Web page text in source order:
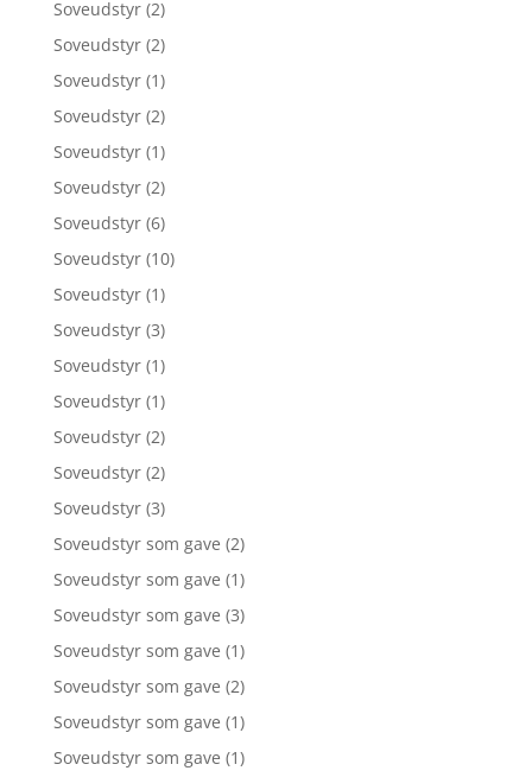
Soveudstyr (2)
Soveudstyr (2)
Soveudstyr (1)
Soveudstyr (2)
Soveudstyr (1)
Soveudstyr (2)
Soveudstyr (6)
Soveudstyr (10)
Soveudstyr (1)
Soveudstyr (3)
Soveudstyr (1)
Soveudstyr (1)
Soveudstyr (2)
Soveudstyr (2)
Soveudstyr (3)
Soveudstyr som gave (2)
Soveudstyr som gave (1)
Soveudstyr som gave (3)
Soveudstyr som gave (1)
Soveudstyr som gave (2)
Soveudstyr som gave (1)
Soveudstyr som gave (1)